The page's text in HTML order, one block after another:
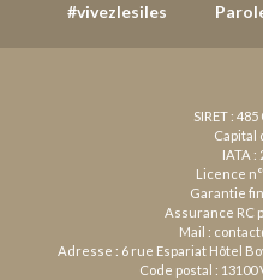
#vivezlesiles
SIRET :
Capital
IATA :
Licence
Garantie
Assurance RC
Mail :
Adresse : 6 rue Espariat Hôtel
Code postal :